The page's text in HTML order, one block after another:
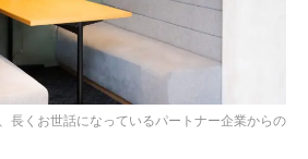
長くお世話になっているパートナー企業からの